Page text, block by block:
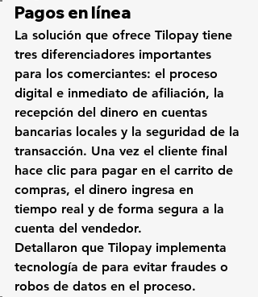
Pagos en línea
La solución que ofrece Tilopay tiene
tres diferenciadores importantes
para los comerciantes: el proceso
digital e inmediato de afiliación, la
recepción del dinero en cuentas
bancarias locales y la seguridad de la
transacción. Una vez el cliente final
hace clic para pagar en el carrito de
compras, el dinero ingresa en
tiempo real y de forma segura a la
cuenta del vendedor.
Detallaron que Tilopay implementa
tecnología de para evitar fraudes o
robos de datos en el proceso.